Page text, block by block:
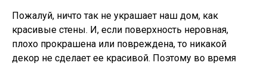
Пожалуй, ничто так не украшает наш дом, как
красивые стены. И, если поверхность неровная,
плохо прокрашена или повреждена, то никакой
декор не сделает ее красивой. Поэтому во время